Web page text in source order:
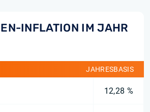
INFLATION IM JAHR
JAHRESBASIS
12,28 %